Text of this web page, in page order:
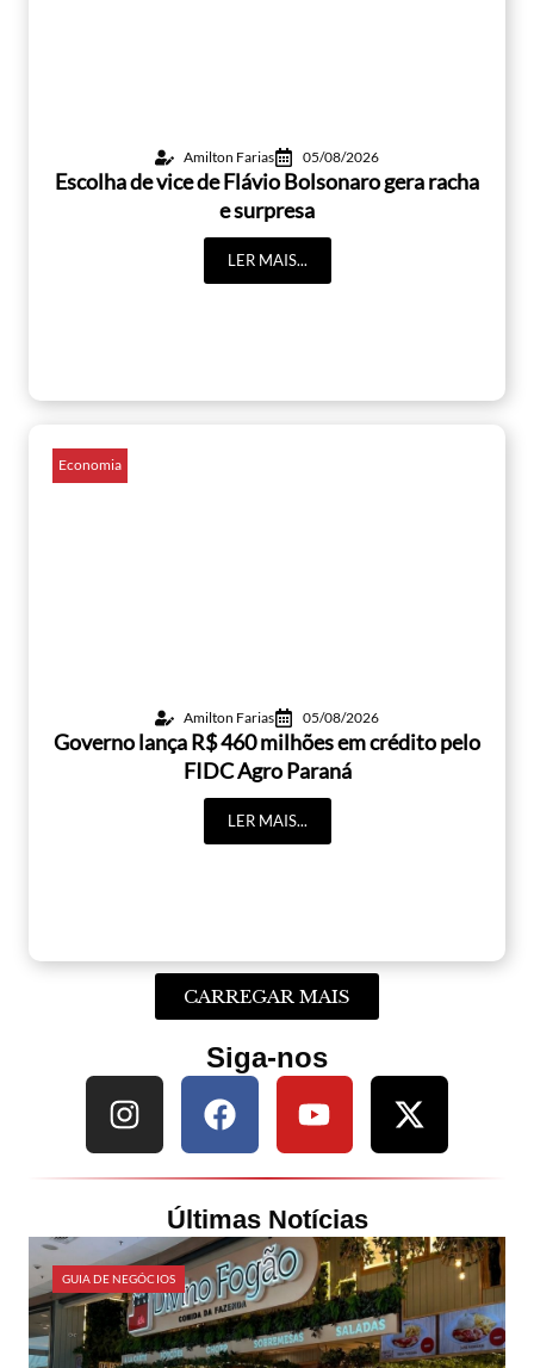
Amilton Farias 05/08/2026
Escolha de vice de Flávio Bolsonaro gera racha
e surpresa
LER MAIS...
Economia
Amilton Farias 05/08/2026
Governo lança R$ 460 milhões em crédito pelo
FIDC Agro Paraná
LER MAIS...
CARREGAR MAIS
Siga-nos
Últimas Notícias
GUIA DE NEGÓCIOS